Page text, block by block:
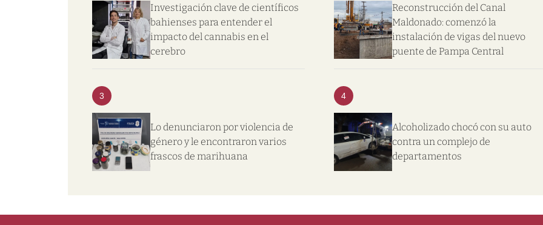
Investigación clave de científicos
bahienses para entender el
impacto del cannabis en el
cerebro
Reconstrucción del Canal
Maldonado: comenzó la
instalación de vigas del nuevo
puente de Pampa Central
3
Lo denunciaron por violencia de
género y le encontraron varios
frascos de marihuana
4
Alcoholizado chocó con su auto
contra un complejo de
departamentos